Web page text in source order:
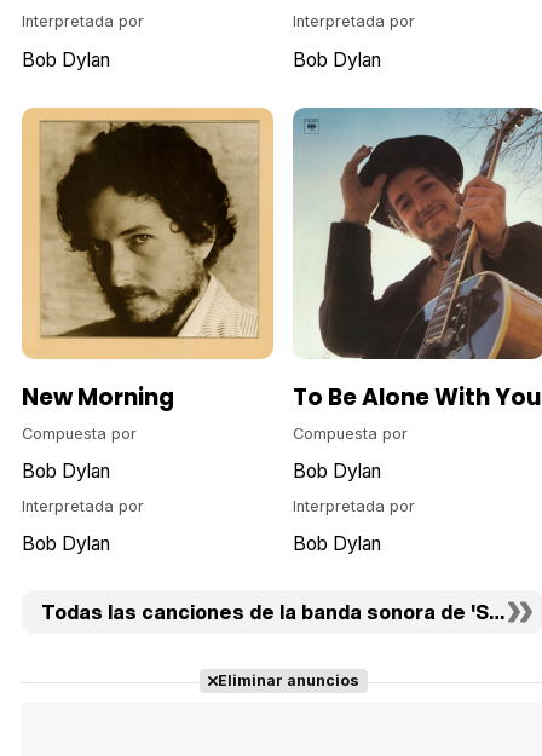
Interpretada por
Bob Dylan
Interpretada por
Bob Dylan
New Morning
Compuesta por
Bob Dylan
Interpretada por
Bob Dylan
To Be Alone With You
Compuesta por
Bob Dylan
Interpretada por
Bob Dylan
Todas las canciones de la banda sonora de
Eliminar anuncios